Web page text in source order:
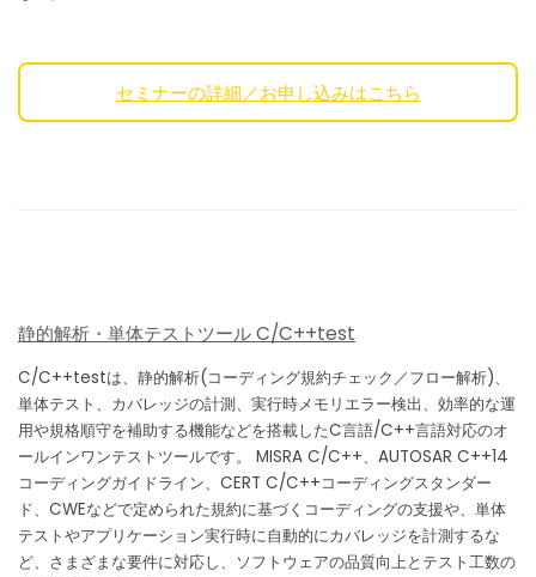
セミナーの詳細／お申し込みはこちら
静的解析・単体テストツール C/C++test
C/C++testは、静的解析(コーディング規約チェック／フロー解析)、
単体テスト、カバレッジの計測、実行時メモリエラー検出、効率的な運
用や規格順守を補助する機能などを搭載したC言語/C++言語対応のオ
ールインワンテストツールです。 MISRA C/C++、AUTOSAR C++14
コーディングガイドライン、CERT C/C++コーディングスタンダー
ド、CWEなどで定められた規約に基づくコーディングの支援や、単体
テストやアプリケーション実行時に自動的にカバレッジを計測するな
ど、さまざまな要件に対応し、ソフトウェアの品質向上とテスト工数の